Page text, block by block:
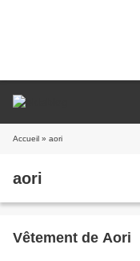
Accueil » aori
aori
Vêtement de Aori